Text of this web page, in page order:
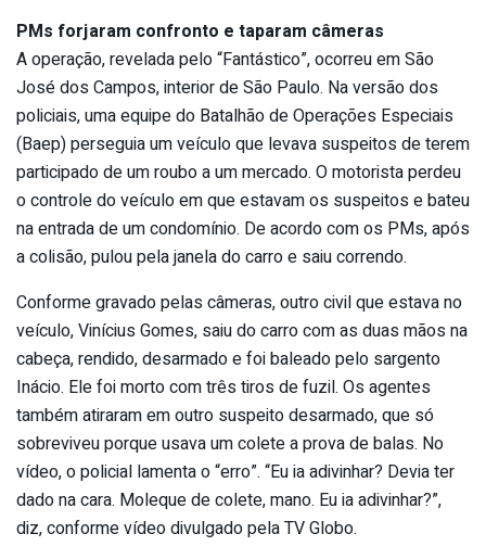
PMs forjaram confronto e taparam câmeras
A operação, revelada pelo “Fantástico”, ocorreu em São
José dos Campos, interior de São Paulo. Na versão dos
policiais, uma equipe do Batalhão de Operações Especiais
(Baep) perseguia um veículo que levava suspeitos de terem
participado de um roubo a um mercado. O motorista perdeu
o controle do veículo em que estavam os suspeitos e bateu
na entrada de um condomínio. De acordo com os PMs, após
a colisão, pulou pela janela do carro e saiu correndo.
Conforme gravado pelas câmeras, outro civil que estava no
veículo, Vinícius Gomes, saiu do carro com as duas mãos na
cabeça, rendido, desarmado e foi baleado pelo sargento
Inácio. Ele foi morto com três tiros de fuzil. Os agentes
também atiraram em outro suspeito desarmado, que só
sobreviveu porque usava um colete a prova de balas. No
vídeo, o policial lamenta o “erro”. “Eu ia adivinhar? Devia ter
dado na cara. Moleque de colete, mano. Eu ia adivinhar?”,
diz, conforme vídeo divulgado pela TV Globo.